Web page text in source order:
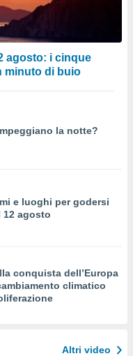
agosto: i cinque
minuto di buio
la notte?
e luoghi per godersi
12 agosto
conquista dell’Europa
climatico
Altri video